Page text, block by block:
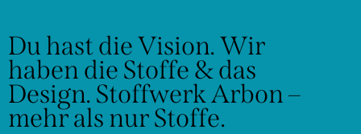
Du hast die Vision.Wir
haben die Stoffe & das
Design. Stoffwerk Arbon –
mehr als nur Stoffe.